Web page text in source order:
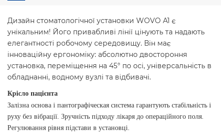
Дизайн стоматологічної установки WOVO А1 є
унікальним! Його привабливі лінії цінують та надають
елегантності робочому середовищу. Він має
інноваційну ергономіку: абсолютно двостороння
установка, переміщення на 45° по осі, універсальність в
обладнанні, водному вузлі та відбивачі.
Крісло пацієнта
Залізна основа і пантографіческая система гарантують стабільність і
руху без вібрації. Зручність підходу лікаря до операційного поля.
Регулювання рівня підстави в установці.